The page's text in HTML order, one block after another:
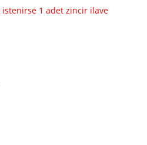
istenirse 1 adet zincir ilave